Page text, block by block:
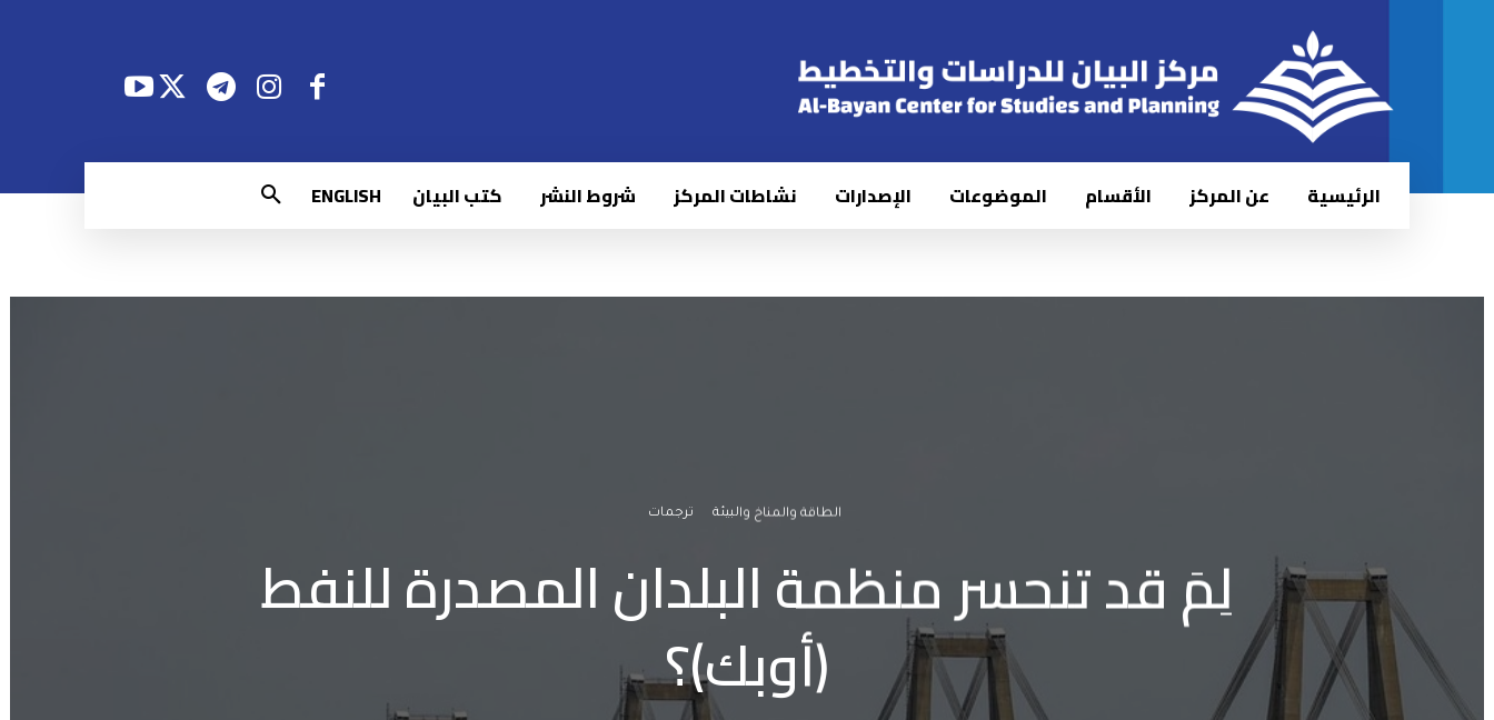
الرئيسية عن المركز الأقسام الموضوعات الإصدارات نشاطات المركز شروط النشر كتب البيان ENGLISH
الطاقة والمناخ والبيئة ترجمات
لِمَ قد تنحسر منظمة البلدان المصدرة للنفط
(أوبك)؟